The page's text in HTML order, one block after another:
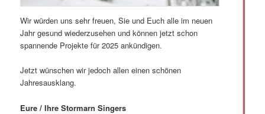
Wir würden uns sehr freuen, Sie und Euch alle im neuen
Jahr gesund wiederzusehen und können jetzt schon
spannende Projekte für 2025 ankündigen.
Jetzt wünschen wir jedoch allen einen schönen
Jahresausklang.
Eure / Ihre Stormarn Singers